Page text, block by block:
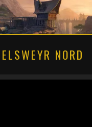
ELSWEYR NORD